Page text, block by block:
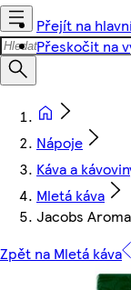
Přejít na
Přeskočit na
Nápoje
Káva a
Mletá káva
Jacobs
Zpět na Mletá káva